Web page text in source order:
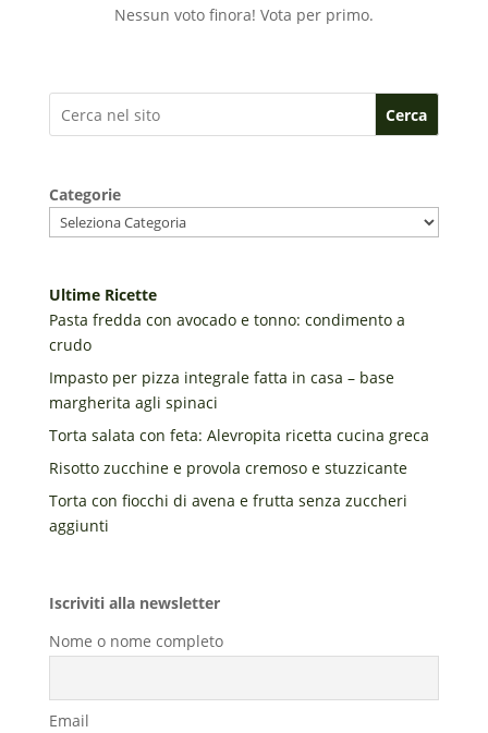
Nessun voto finora! Vota per primo.
Cerca
Categorie
Ultime Ricette
Pasta fredda con avocado e tonno: condimento a
crudo
Impasto per pizza integrale fatta in casa – base
margherita agli spinaci
Torta salata con feta: Alevropita ricetta cucina greca
Risotto zucchine e provola cremoso e stuzzicante
Torta con fiocchi di avena e frutta senza zuccheri
aggiunti
Iscriviti alla newsletter
Nome o nome completo
Email